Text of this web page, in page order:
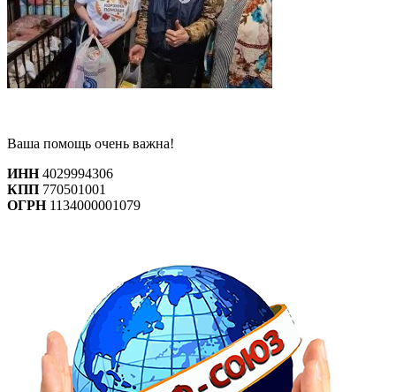
Ваша помощь очень важна!
ИНН4029994306
КПП 770501001
ОГРН1134000001079